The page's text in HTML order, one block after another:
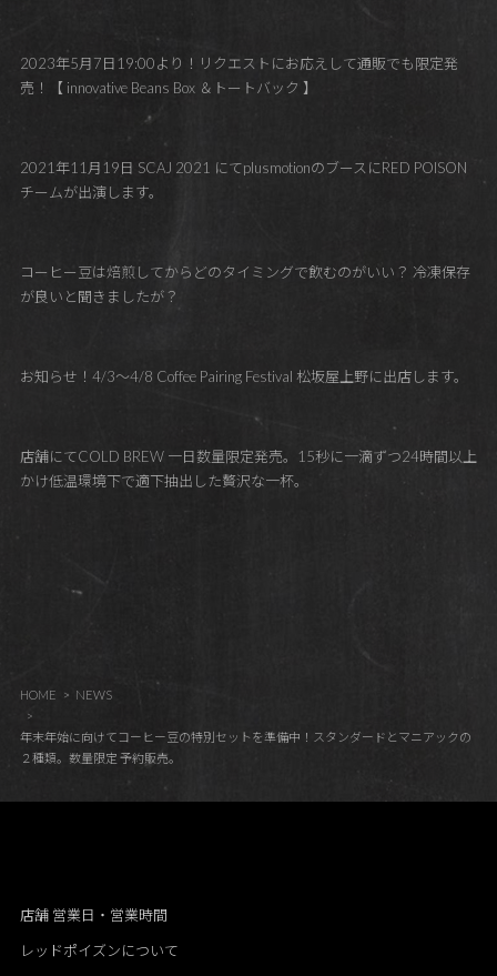
2023年5月7日19:00より！リクエストにお応えして通販でも限定発
売！【 innovative Beans Box ＆トートバック 】
2021年11月19日 SCAJ 2021 にてplusmotionのブースにRED POISON
チームが出演します。
コーヒー豆は焙煎してからどのタイミングで飲むのがいい？ 冷凍保存
が良いと聞きましたが？
お知らせ！4/3～4/8 Coffee Pairing Festival 松坂屋上野に出店します。
店舗にてCOLD BREW 一日数量限定発売。15秒に一滴ずつ24時間以上
かけ低温環境下で適下抽出した贅沢な一杯。
HOME NEWS
年末年始に向けてコーヒー豆の特別セットを準備中！スタンダードとマニアックの
２種類。数量限定 予約販売。
店舗 営業日・営業時間
レッドポイズンについて